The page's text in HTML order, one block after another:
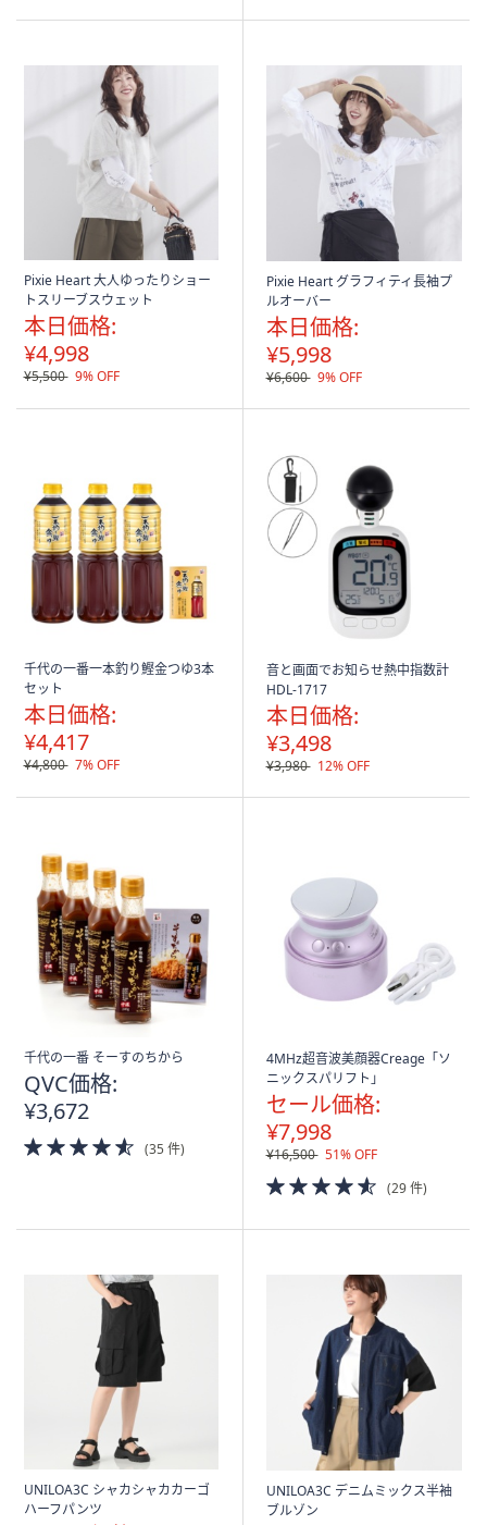
Pixie Heart 大人ゆったりショー
トスリーブスウェット
本日価格:
¥4,998
¥5,500 9% OFF
Pixie Heart グラフィティ長袖プ
ルオーバー
本日価格:
¥5,998
¥6,600 9% OFF
千代の一番一本釣り鰹金つゆ3本
セット
本日価格:
¥4,417
¥4,800 7% OFF
音と画面でお知らせ熱中指数計
HDL-1717
本日価格:
¥3,498
¥3,980 12% OFF
千代の一番 そーすのちから
QVC価格:
¥3,672
4.5
of
(35 件)
4MHz超音波美顔器Creage「ソ
ニックスパリフト」
セール価格:
¥7,998
¥16,500 51% OFF
4.5
of
(29 件)
UNILOA3C シャカシャカカーゴ
ハーフパンツ
UNILOA3C デニムミックス半袖
ブルゾン